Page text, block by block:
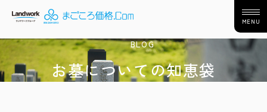
MENU
BLOG
お墓についての知恵袋